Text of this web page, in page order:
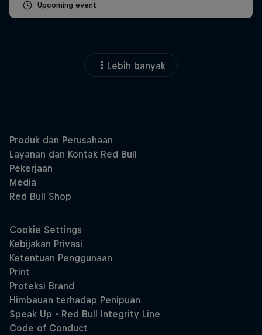
Upcoming event
Lebih banyak